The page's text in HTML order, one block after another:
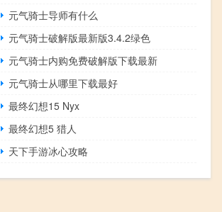
元气骑士导师有什么
元气骑士破解版最新版3.4.2绿色
元气骑士内购免费破解版下载最新
元气骑士从哪里下载最好
最终幻想15 Nyx
最终幻想5 猎人
天下手游冰心攻略